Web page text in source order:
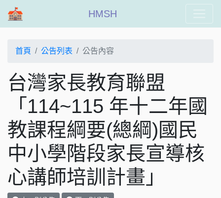
HMSH
首頁 公告列表 公告內容
台灣家長教育聯盟
「114~115 年十二年國
教課程綱要(總綱)國民
中小學階段家長宣導核
心講師培訓計畫」